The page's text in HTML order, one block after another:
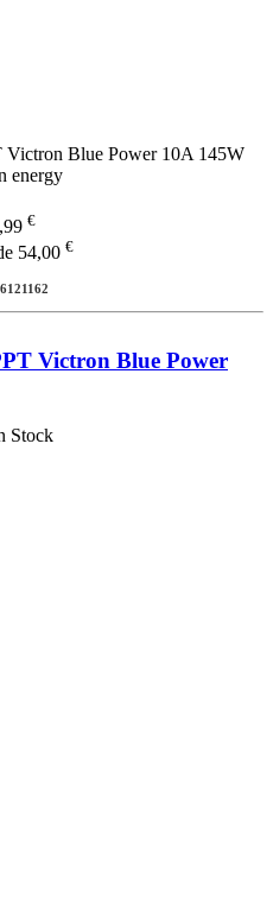
€
54,00 €
Victron Blue Power
Stock